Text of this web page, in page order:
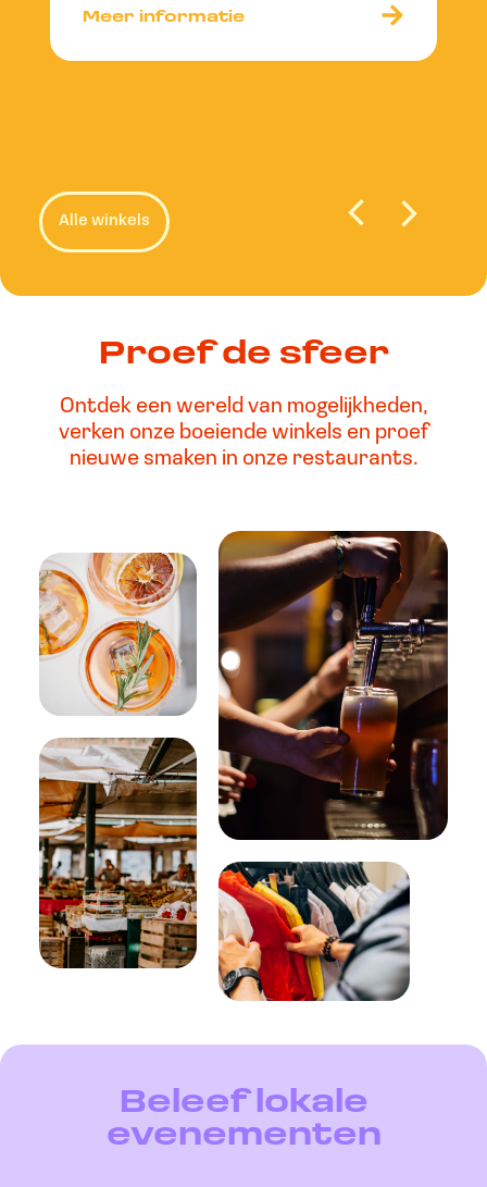
Meer informatie
Alle winkels
Proef de sfeer
Ontdek een wereld van mogelijkheden,
verken onze boeiende winkels en proef
nieuwe smaken in onze restaurants.
Beleef lokale
evenementen